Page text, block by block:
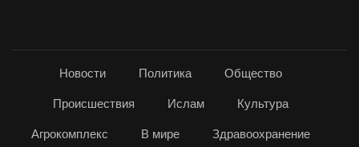
Новости Политика Общество
Происшествия Ислам Культура
Агрокомплекс В мире Здравоохранение